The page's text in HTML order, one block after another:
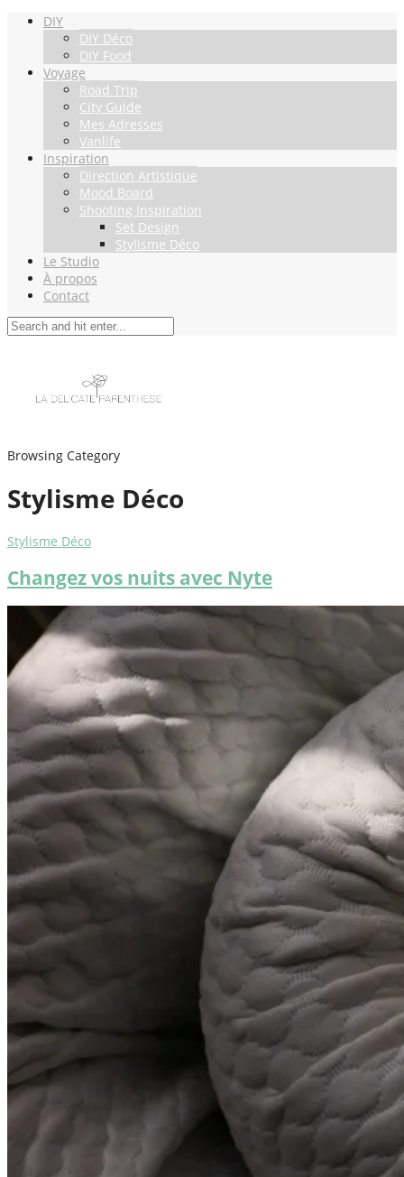
DIY
DIY Déco
DIY Food
Voyage
Road Trip
City Guide
Mes Adresses
Vanlife
Inspiration
Direction Artistique
Mood Board
Shooting Inspiration
Set Design
Stylisme Déco
Le Studio
À propos
Contact
Browsing Category
Stylisme Déco
Stylisme Déco
Changez vos nuits avec Nyte